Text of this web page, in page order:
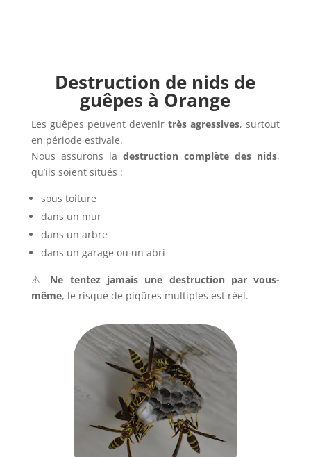
Destruction de nids de
guêpes à Orange
Les guêpes peuvent devenirtrès agressives, surtout
en période estivale.
Nous assurons la destruction complète des nids,
qu’ils soient situés :
sous toiture
dans un mur
dans un arbre
dans un garage ou un abri
⚠️ Ne tentez jamais une destruction par vous-
même, le risque de piqûres multiples est réel.